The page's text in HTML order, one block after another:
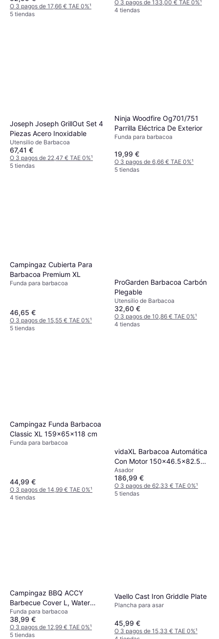
O 3 pagos de 17,66 € TAE 0%¹
5 tiendas
O 3 pagos de 133,00 € TAE 0%¹
4 tiendas
Joseph Joseph GrillOut Set 4
Piezas Acero Inoxidable
Utensilio de Barbacoa
67,41 €
O 3 pagos de 22,47 € TAE 0%¹
5 tiendas
Ninja Woodfire Og701/751
Parrilla Eléctrica De Exterior
Funda para barbacoa
19,99 €
O 3 pagos de 6,66 € TAE 0%¹
5 tiendas
Campingaz Cubierta Para
Barbacoa Premium XL
Funda para barbacoa
46,65 €
O 3 pagos de 15,55 € TAE 0%¹
5 tiendas
ProGarden Barbacoa Carbón
Plegable
Utensilio de Barbacoa
32,60 €
O 3 pagos de 10,86 € TAE 0%¹
4 tiendas
Campingaz Funda Barbacoa
Classic XL 159x65x118 cm
Funda para barbacoa
44,99 €
O 3 pagos de 14,99 € TAE 0%¹
4 tiendas
vidaXL Barbacoa Automática
Con Motor 150x46.5x82.5
cm
Asador
186,99 €
O 3 pagos de 62,33 € TAE 0%¹
5 tiendas
Campingaz BBQ ACCY
Barbecue Cover L, Water
Resistant, Cord Classic Sun
Protection
Funda para barbacoa
38,99 €
O 3 pagos de 12,99 € TAE 0%¹
5 tiendas
Vaello Cast Iron Griddle Plate
Plancha para asar
45,99 €
O 3 pagos de 15,33 € TAE 0%¹